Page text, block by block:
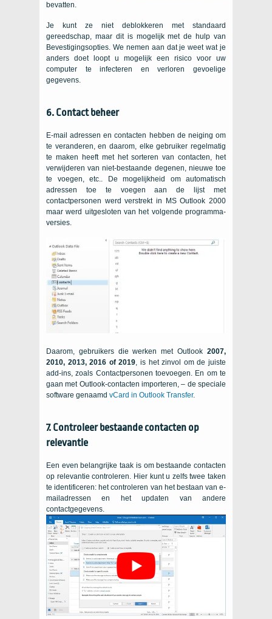
bevatten.
Je kunt ze niet deblokkeren met standaard
gereedschap, maar dit is mogelijk met de hulp van
Bevestigingsopties. We nemen aan dat je weet wat je
anders doet loopt u mogelijk een risico voor uw
computer te infecteren en verloren gevoelige
gegevens.
6. Contact beheer
E-mail adressen en contacten hebben de neiging om
te veranderen, en daarom, elke gebruiker regelmatig
te maken heeft met het sorteren van contacten, het
verwijderen van niet-bestaande degenen, nieuwe toe
te voegen, etc.. De mogelijkheid om automatisch
adressen toe te voegen aan de lijst met
contactpersonen werd verstrekt in MS Outlook 2000
maar werd uitgesloten van het volgende programma-
versies.
Daarom, gebruikers die werken met Outlook 2007,
2010, 2013, 2016 of 2019, is het zinvol om de juiste
add-ins, zoals Contactpersonen toevoegen. En om te
gaan met Outlook-contacten importeren, – de speciale
software genaamd vCard in Outlook Transfer.
7. Controleer bestaande contacten op
relevantie
Een even belangrijke taak is om bestaande contacten
op relevantie controleren. Hier kunt u zelfs twee taken
te identificeren: het controleren van het bestaan ​​van e-
mailadressen en het updaten van andere
contactgegevens.